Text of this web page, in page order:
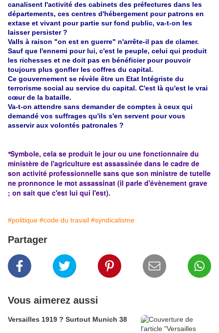
canalisent l'activité des cabinets des préfectures dans les
départements, ces centres d'hébergement pour patrons en
extase et vivant pour partie sur fond public, va-t-on les
laisser persister ?
Valls à raison "on est en guerre" n'arrête-il pas de clamer.
Sauf que l'ennemi pour lui, c'est le peuple, celui qui produit
les richesses et ne doit pas en bénéficier pour pouvoir
toujours plus gonfler les coffres du capital.
Ce gouvernement se révèle être un Etat Intégriste du
terrorisme social au service du capital. C'est là qu'est le vrai
cœur de la bataille.
Va-t-on attendre sans demander de comptes à ceux qui
demandé vos suffrages qu'ils s'en servent pour vous
asservir aux volontés patronales ?
*Symbole, cela se produit le jour ou une fonctionnaire du
ministère de l'agriculture est assassinée dans le cadre de
son activité professionnelle sans que son ministre de tutelle
ne pronnonce le mot assassinat (il parle d'évènement grave
; on sait que c'est lui qui l'est).
#politique #code du travail #syndicalisme
Partager
Vous aimerez aussi
Versailles 1919 ? Surtout Munich 38